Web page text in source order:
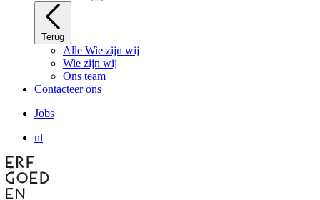
Terug
Alle Wie zijn wij
Wie zijn wij
Ons team
Contacteer ons
Jobs
nl